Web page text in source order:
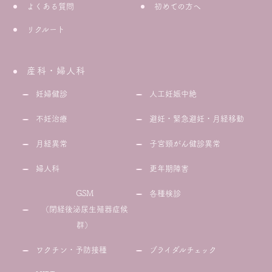
よくある質問 初めての方へ
リクルート
産科・婦人科
妊婦健診 人工妊娠中絶
不妊治療 避妊・緊急避妊・月経移動
月経異常 子宮頸がん健診異常
婦人科 更年期障害
GSM
（閉経後泌尿生殖器症候
群）
各種検診
ワクチン・予防接種 ブライダルチェック